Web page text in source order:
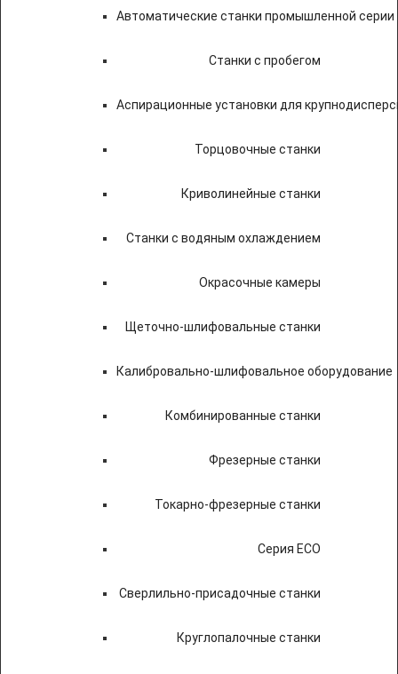
Автоматические станки промышленной серии
Станки с пробегом
Аспирационные установки для
Торцовочные станки
Криволинейные станки
Станки с водяным охлаждением
Окрасочные камеры
Щеточно-шлифовальные станки
Калибровально-шлифовальное оборудование
Комбинированные станки
Фрезерные станки
Токарно-фрезерные станки
Серия ECO
Сверлильно-присадочные станки
Круглопалочные станки